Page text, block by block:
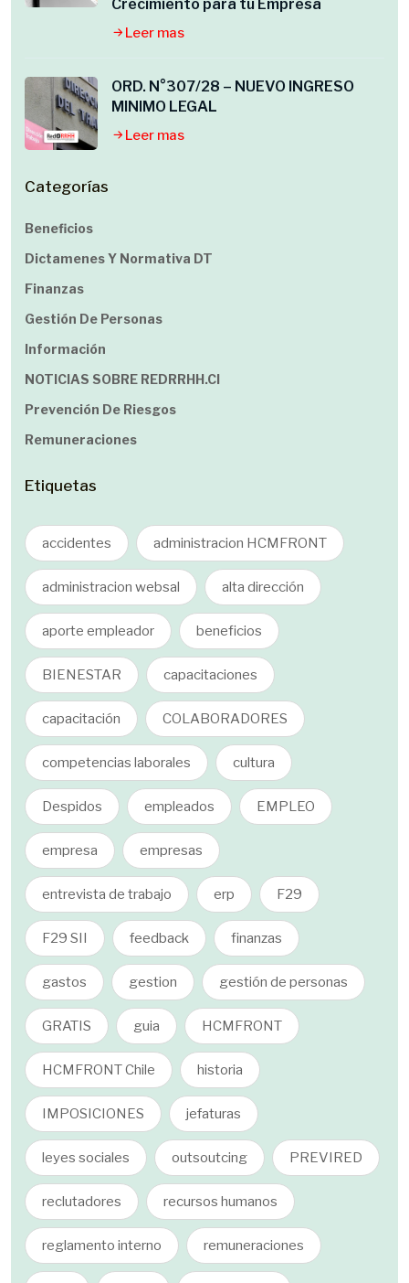
Crecimiento para tu Empresa
Leer mas
ORD. N°307/28 – NUEVO INGRESO
MINIMO LEGAL
Leer mas
Categorías
Beneficios
Dictamenes Y Normativa DT
Finanzas
Gestión De Personas
Información
NOTICIAS SOBRE REDRRHH.cl
Prevención De Riesgos
Remuneraciones
Etiquetas
accidentes administracion HCMFRONT
administracion websal alta dirección
aporte empleador beneficios
BIENESTAR capacitaciones
capacitación COLABORADORES
competencias laborales cultura
Despidos empleados EMPLEO
empresa empresas
entrevista de trabajo erp F29
F29 SII feedback finanzas
gastos gestion gestión de personas
GRATIS guia HCMFRONT
HCMFRONT Chile historia
IMPOSICIONES jefaturas
leyes sociales outsoutcing PREVIRED
reclutadores recursos humanos
reglamento interno remuneraciones